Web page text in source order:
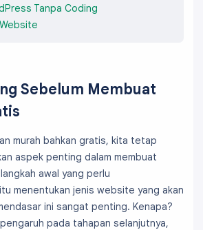
Tanpa Coding
Sebelum Membuat
murah bahkan gratis, kita tetap
aspek penting dalam membuat
awal yang perlu
menentukan jenis website yang akan
ini sangat penting. Kenapa?
pada tahapan selanjutnya,